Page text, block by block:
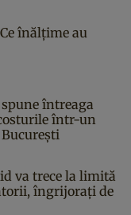
înălțime au
întreaga
într-un
va trece la limită
îngrijorați de